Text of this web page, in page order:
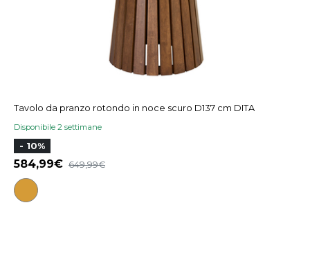
Tavolo da pranzo rotondo in noce scuro D137 cm DITA
Disponibile 2 settimane
- 10%
584,99 649,99